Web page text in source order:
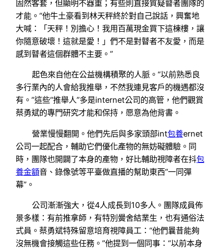
固然客套，但顯明不器重；有些則直接質疑瞽者團隊的
才能。“他牛土豪看到林天秤終於對自己說話，興奮地
大喊：「天秤！別擔心！我用百萬現金買下這棟樓，讓
你隨意破壞！這就是愛！」們不是對瞽者不友愛，而是
感到瞽者這個群體不主要。”
起色來自他在公益機構積聚的人脈。“以前熟悉良
多行業內的人會給我推舉，不然我連見客戶的機遇都沒
有。”這些“推舉人”多是internet公司的高管，他們觀賞
蔡勇斌的專門研究才能和保持，愿意為他背書。
營業慢慢翻開。他們先后與多家頭部int包養ernet
公司一起配合，輔助它們優化產物的無妨礙體驗。同
時，團隊也開闢了本身的產物，好比輔助視障者在抖包
養金額音、錄像號等平臺做直播的幫助東西“一同彈
幕”。
公司漸漸強大，從4人成長到10多人。團隊成員佈
景多樣：有前推拿師，有特別黌舍結業生，也有通俗法
式員。蔡勇斌特殊留意培育視障員工：“他們曩昔能夠
沒無機會接觸這些任務。”他提到一個同事：“以前本身